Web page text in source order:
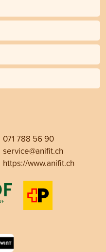
071 788 56 90
service@anifit.ch
https://www.anifit.ch